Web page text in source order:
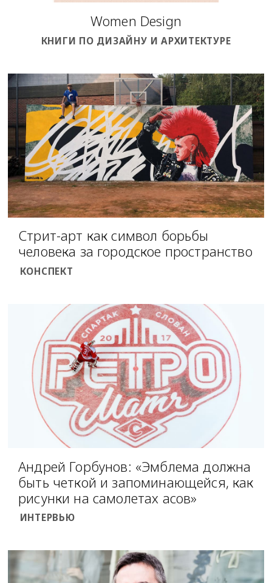
Women Design
КНИГИ ПО ДИЗАЙНУ И АРХИТЕКТУРЕ
Стрит-арт как символ борьбы
человека за городское пространство
КОНСПЕКТ
Андрей Горбунов: «Эмблема должна
быть четкой и запоминающейся, как
рисунки на самолетах асов»
ИНТЕРВЬЮ